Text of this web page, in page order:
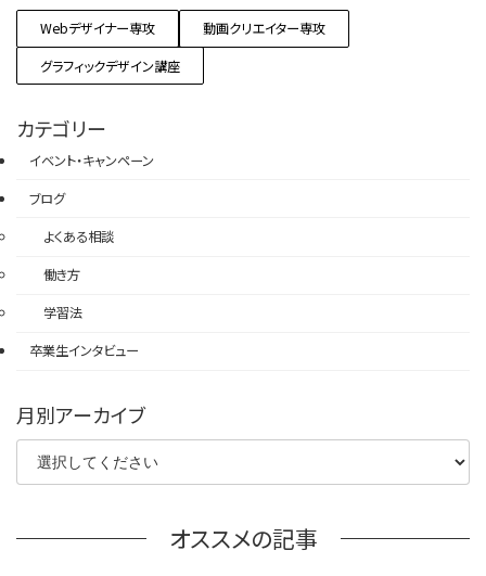
Webデザイナー専攻
動画クリエイター専攻
グラフィックデザイン講座
カテゴリー
イベント・キャンペーン
ブログ
よくある相談
働き方
学習法
卒業生インタビュー
月別アーカイブ
オススメの記事